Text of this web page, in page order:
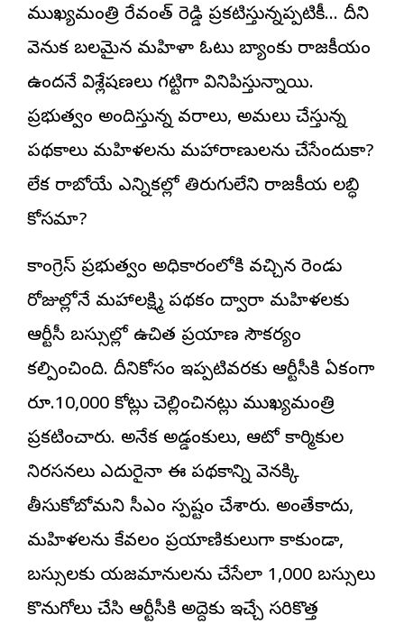
ముఖ్యమంత్రి రేవంత్ రెడ్డి ప్రకటిస్తున్నప్పటికీ… దీని
వెనుక బలమైన మహిళా ఓటు బ్యాంకు రాజకీయం
ఉందనే విశ్లేషణలు గట్టిగా వినిపిస్తున్నాయి.
ప్రభుత్వం అందిస్తున్న వరాలు, అమలు చేస్తున్న
పథకాలు మహిళలను మహారాణులను చేసేందుకా?
లేక రాబోయే ఎన్నికల్లో తిరుగులేని రాజకీయ లబ్ధి
కోసమా?
కాంగ్రెస్ ప్రభుత్వం అధికారంలోకి వచ్చిన రెండు
రోజుల్లోనే మహాలక్ష్మి పథకం ద్వారా మహిళలకు
ఆర్టీసీ బస్సుల్లో ఉచిత ప్రయాణ సౌకర్యం
కల్పించింది. దీనికోసం ఇప్పటివరకు ఆర్టీసీకి ఏకంగా
రూ.10,000 కోట్లు చెల్లించినట్లు ముఖ్యమంత్రి
ప్రకటించారు. అనేక అడ్డంకులు, ఆటో కార్మికుల
నిరసనలు ఎదురైనా ఈ పథకాన్ని వెనక్కి
తీసుకోబోమని సీఎం స్పష్టం చేశారు. అంతేకాదు,
మహిళలను కేవలం ప్రయాణికులుగా కాకుండా,
బస్సులకు యజమానులను చేసేలా 1,000 బస్సులు
కొనుగోలు చేసి ఆర్టీసీకి అద్దెకు ఇచ్చే సరికొత్త